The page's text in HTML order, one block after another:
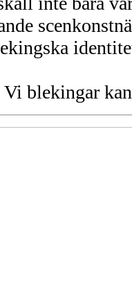
Vi blekingar